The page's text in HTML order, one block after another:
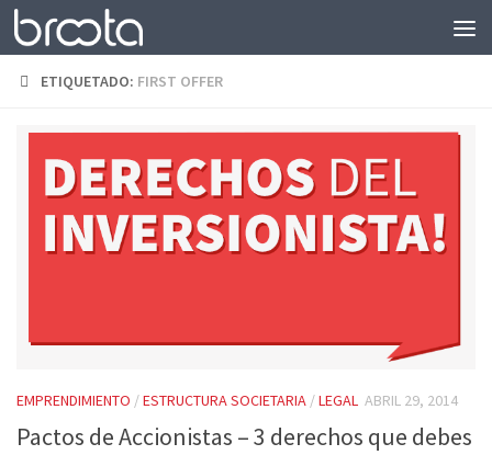
Saltar al contenido
ETIQUETADO: FIRST OFFER
EMPRENDIMIENTO /ESTRUCTURA SOCIETARIA /LEGAL ABRIL 29, 2014
Pactos de Accionistas – 3 derechos que debes